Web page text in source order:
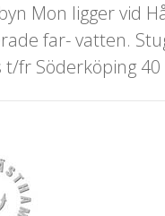
Mon ligger vid
far- vatten.
t/fr Söderköping